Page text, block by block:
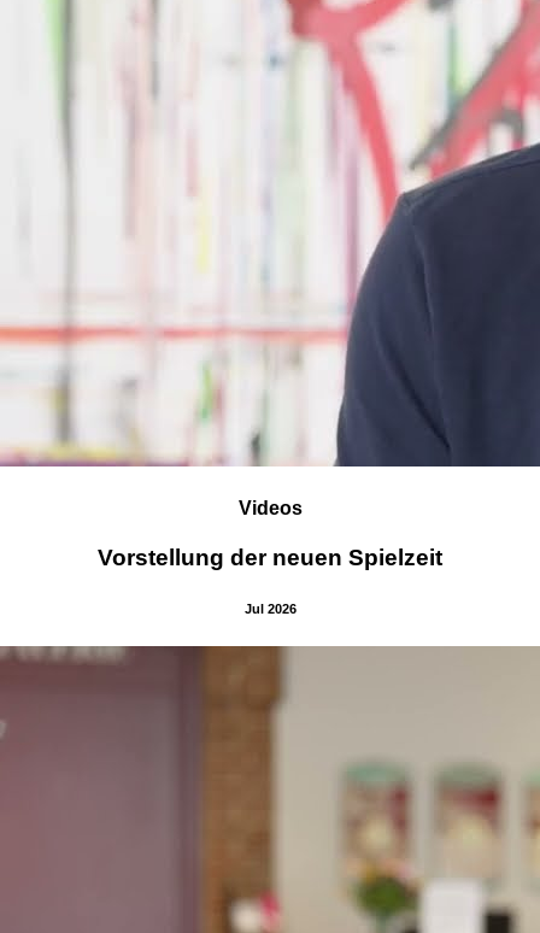
Videos
Vorstellung der neuen Spielzeit
Jul 2026